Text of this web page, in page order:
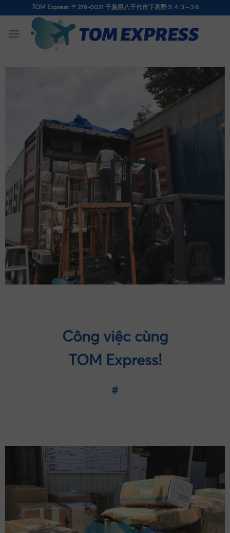
content
TOM Express: 〒276-0021 千葉県八千代市下高野５４３−３6
Công việc cùng
TOM Express!
#